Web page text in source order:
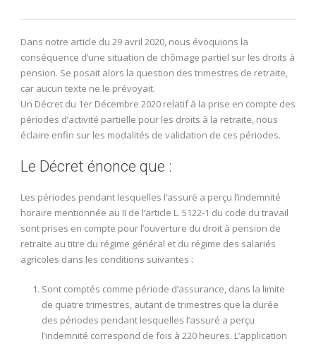
Dans notre article du 29 avril 2020, nous évoquions la
conséquence d’une situation de chômage partiel sur les droits à
pension. Se posait alors la question des trimestres de retraite,
car aucun texte ne le prévoyait.
Un Décret du 1er Décembre 2020 relatif à la prise en compte des
périodes d’activité partielle pour les droits à la retraite, nous
éclaire enfin sur les modalités de validation de ces périodes.
Le Décret énonce que :
Les périodes pendant lesquelles l’assuré a perçu l’indemnité
horaire mentionnée au II de l’article L. 5122-1 du code du travail
sont prises en compte pour l’ouverture du droit à pension de
retraite au titre du régime général et du régime des salariés
agricoles dans les conditions suivantes :
Sont comptés comme période d’assurance, dans la limite
de quatre trimestres, autant de trimestres que la durée
des périodes pendant lesquelles l’assuré a perçu
l’indemnité correspond de fois à 220 heures. L’application